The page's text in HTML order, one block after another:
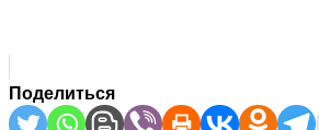
Поделиться